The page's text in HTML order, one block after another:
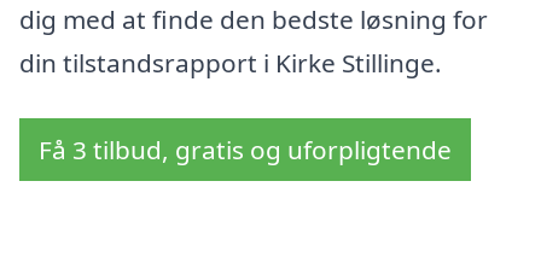
dig med at finde den bedste løsning for
din tilstandsrapport i Kirke Stillinge.
Få 3 tilbud, gratis og uforpligtende